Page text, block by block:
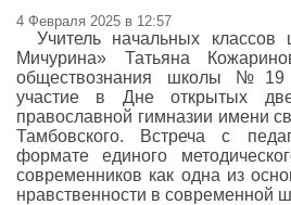
4 Февраля 2025 в 12:57
Учитель начальных
Мичурина» Татьяна
обществознания школы №19
участие в Дне открытых
православной гимназии имени
Тамбовского. Встреча с
формате единого
современников как одна из
нравственности в современной